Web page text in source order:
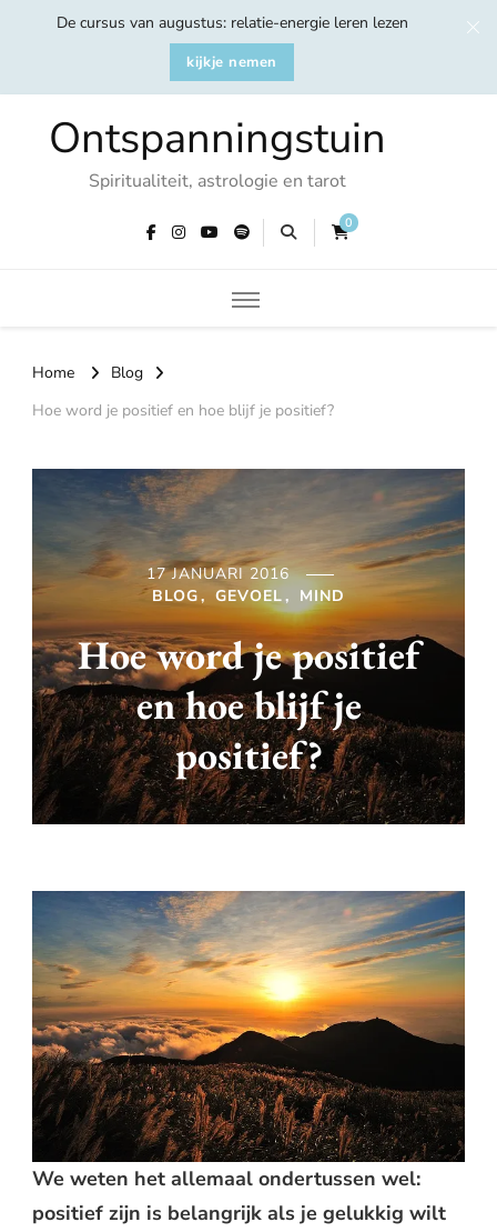
De cursus van augustus: relatie-energie leren lezen
kijkje nemen
Ontspanningstuin
Spiritualiteit, astrologie en tarot
0
Home
Blog
Hoe word je positief en hoe blijf je positief?
17 JANUARI 2016
BLOG
GEVOEL MIND
Hoe word je positief
en hoe blijf je
positief?
We weten het allemaal ondertussen wel:
positief zijn is belangrijk als je gelukkig wilt